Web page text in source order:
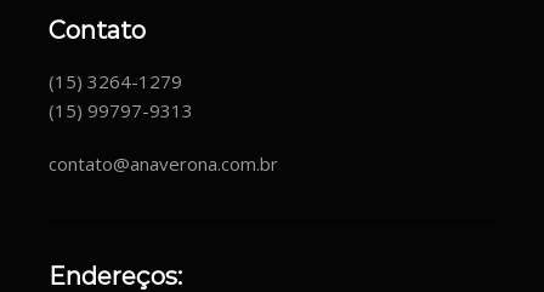
Contato
(15) 3264-1279
(15) 99797-9313
contato@anaverona.com.br
Endereços: